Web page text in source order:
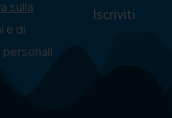
sulla
e di